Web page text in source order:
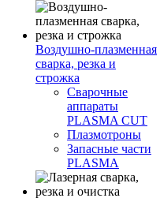
Воздушно-плазменная
сварка, резка и
строжка
Сварочные
аппараты
PLASMA CUT
Плазмотроны
Запасные части
PLASMA